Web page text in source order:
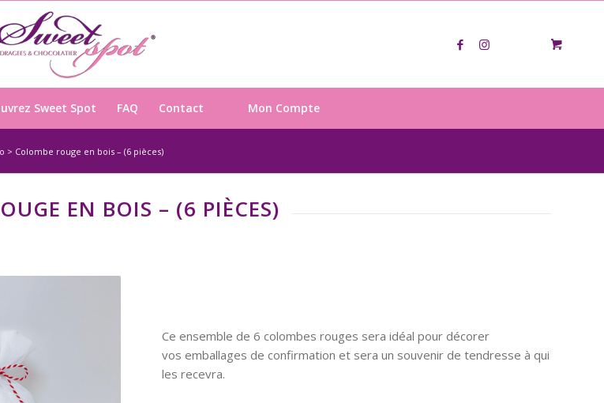
Sweet Spot FAQ Contact Mon Compte
> Colombe rouge en bois – (6 pièces)
EN BOIS – (6 PIÈCES)
Ce ensemble de 6 colombes rouges sera idéal pour décorer
vos emballages de confirmation et sera un souvenir de tendresse à qui
les recevra.